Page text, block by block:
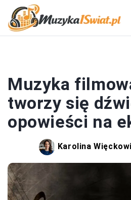
Muzyka
tworzy się
opowieści na
Karolina